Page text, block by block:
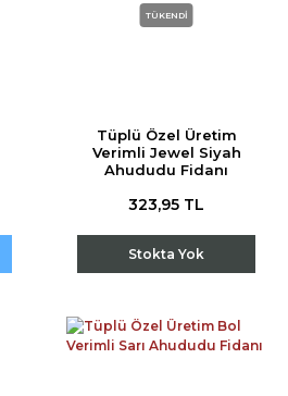
TÜKENDİ
Tüplü Özel Üretim
Verimli Jewel Siyah
Ahududu Fidanı
323,95 TL
Stokta Yok